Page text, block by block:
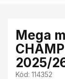
Mega
2025/
Kód: 114352